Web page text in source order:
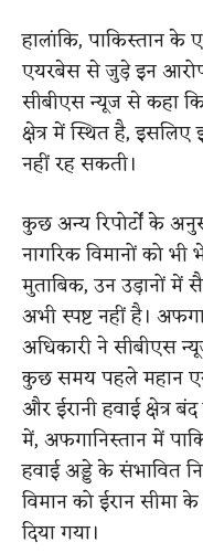
हालांकि, पाकिस्तान के
एयरबेस से जुड़े इन
सीबीएस न्यूज से कहा
क्षेत्र में स्थित है, इसलिए
नहीं रह सकती।
कुछ अन्य रिपोर्टों के
नागरिक विमानों को
मुताबिक, उन उड़ानों में
अभी स्पष्ट नहीं है।
अधिकारी ने सीबीएस
कुछ समय पहले महान
और ईरानी हवाई क्षेत्र
में, अफगानिस्तान में
हवाई अड्डे के
विमान को ईरान सीमा
दिया गया।